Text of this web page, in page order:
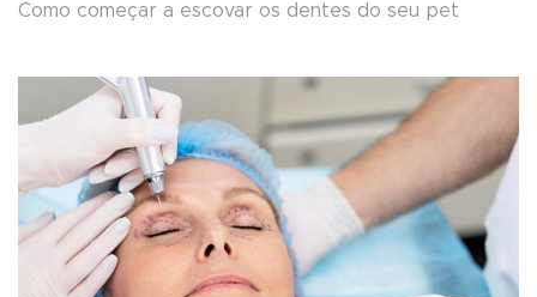
Como começar a escovar os dentes do seu pet